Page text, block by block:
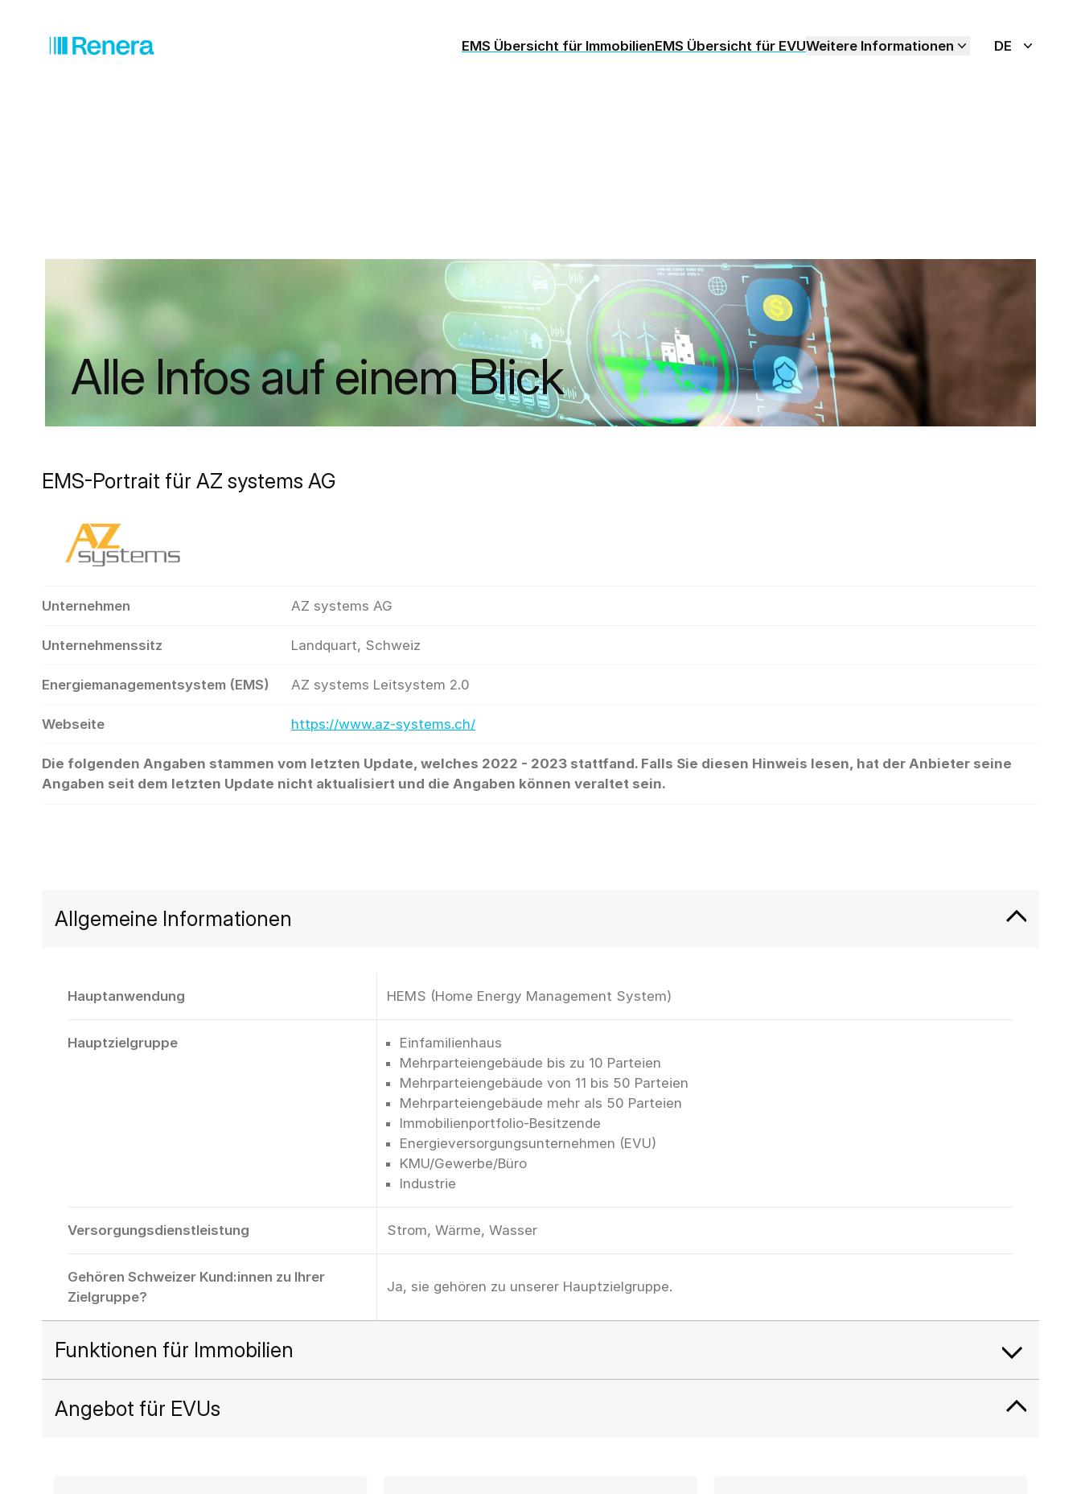
EMS Übersicht für ImmobilienEMS Übersicht für EVUWeitere Informationen
Alle Infos auf einem Blick
EMS-Portrait für AZ systems AG
Unternehmen AZ systems AG
Unternehmenssitz Landquart, Schweiz
Energiemanagementsystem (EMS) AZ systems Leitsystem 2.0
Webseite https://www.az-systems.ch/
Die folgenden Angaben stammen vom letzten Update, welches 2022 - 2023 stattfand. Falls Sie diesen Hinweis lesen, hat der Anbieter seine
Angaben seit dem letzten Update nicht aktualisiert und die Angaben können veraltet sein.
Allgemeine Informationen
Hauptanwendung HEMS (Home Energy Management System)
Hauptzielgruppe
Einfamilienhaus
Mehrparteiengebäude bis zu 10 Parteien
Mehrparteiengebäude von 11 bis 50 Parteien
Mehrparteiengebäude mehr als 50 Parteien
Immobilienportfolio-Besitzende
Energieversorgungsunternehmen (EVU)
KMU/Gewerbe/Büro
Industrie
Versorgungsdienstleistung Strom, Wärme, Wasser
Gehören Schweizer Kund:innen zu Ihrer
Zielgruppe?
Ja, sie gehören zu unserer Hauptzielgruppe.
Funktionen für Immobilien
Angebot für EVUs